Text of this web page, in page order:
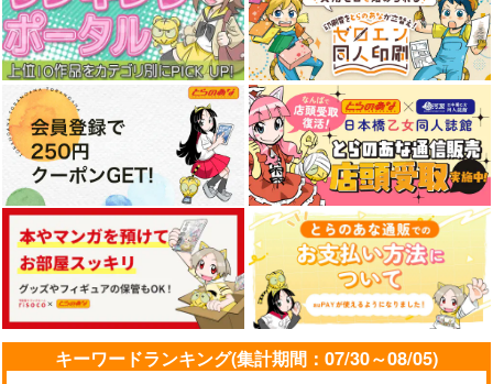
キーワードランキング(集計期間：07/30～08/05)